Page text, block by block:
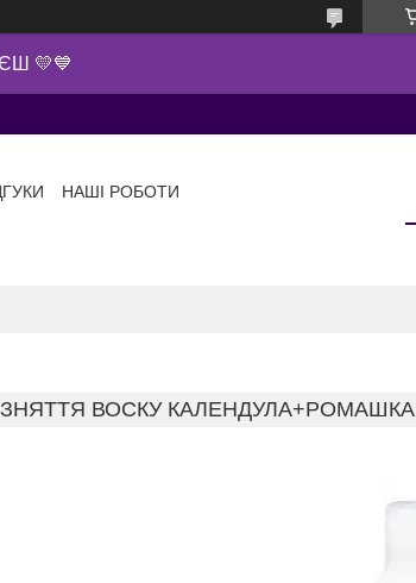
💛💙
НАШІ РОБОТИ
ЗНЯТТЯ ВОСКУ КАЛЕНДУЛА+РОМАШКА